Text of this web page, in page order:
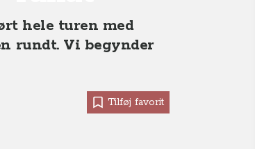
hele turen med
rundt. Vi begynder
Tilføj favorit